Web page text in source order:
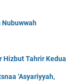
Nubuwwah
Hizbut Tahrir Kedua
‘Asyariyyah,